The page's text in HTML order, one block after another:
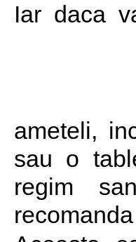
Iar daca
ameteli,
sau o
regim